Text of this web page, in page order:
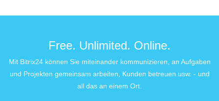
Free. Unlimited. Online.
Mit Bitrix24 können Sie miteinander kommunizieren, an Aufgaben
und Projekten gemeinsam arbeiten, Kunden betreuen usw. - und
all das an einem Ort.